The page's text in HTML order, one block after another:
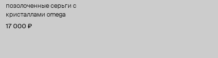
позолоченные серьги с
кристаллами omega
17 000 ₽